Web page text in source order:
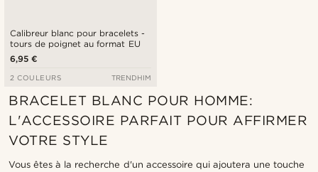
Calibreur blanc pour bracelets -
tours de poignet au format EU
6,95 €
2 COULEURS TRENDHIM
BRACELET BLANC POUR HOMME:
L'ACCESSOIRE PARFAIT POUR AFFIRMER
VOTRE STYLE
Vous êtes à la recherche d'un accessoire qui ajoutera une touche